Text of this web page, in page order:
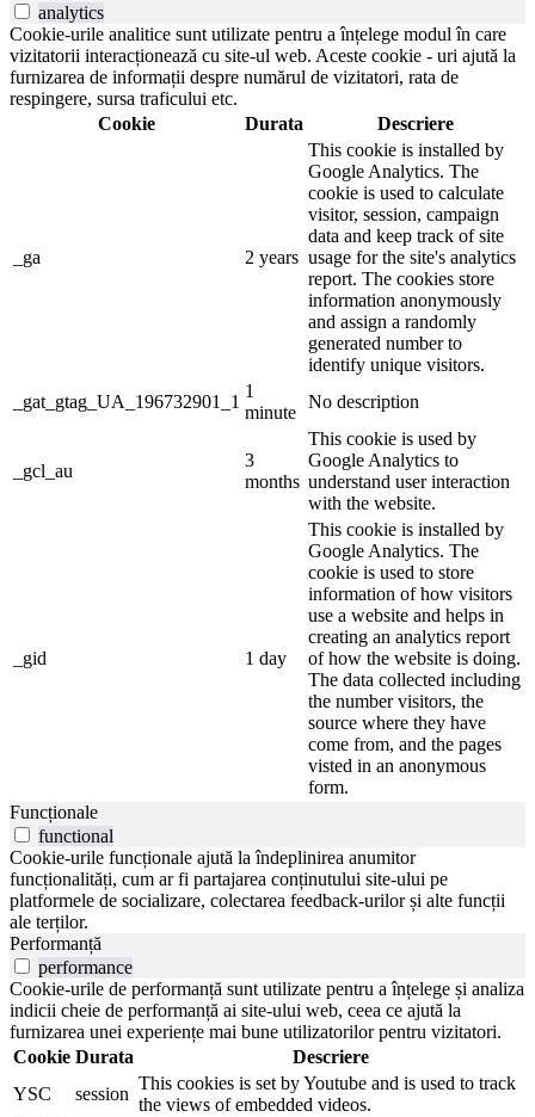
analytics
Cookie-urile analitice sunt utilizate pentru a înțelege modul în care
vizitatorii interacționează cu site-ul web. Aceste cookie - uri ajută la
furnizarea de informații despre numărul de vizitatori, rata de
respingere, sursa traficului etc.
Cookie
Durata Descriere
_ga 2 years
This cookie is installed by
Google Analytics. The
cookie is used to calculate
visitor, session, campaign
data and keep track of site
usage for the site's analytics
report. The cookies store
information anonymously
and assign a randomly
generated number to
identify unique visitors.
_gat_gtag_UA_196732901_1
1
minute
No description
_gcl_au
3
months
This cookie is used by
Google Analytics to
understand user interaction
with the website.
_gid 1 day
This cookie is installed by
Google Analytics. The
cookie is used to store
information of how visitors
use a website and helps in
creating an analytics report
of how the website is doing.
The data collected including
the number visitors, the
source where they have
come from, and the pages
visted in an anonymous
form.
Funcționale
functional
Cookie-urile funcționale ajută la îndeplinirea anumitor
funcționalități, cum ar fi partajarea conținutului site-ului pe
platformele de socializare, colectarea feedback-urilor și alte funcții
ale terților.
Performanță
performance
Cookie-urile de performanță sunt utilizate pentru a înțelege și analiza
indicii cheie de performanță ai site-ului web, ceea ce ajută la
furnizarea unei experiențe mai bune utilizatorilor pentru vizitatori.
Cookie Durata
Descriere
YSC
session
This cookies is set by Youtube and is used to track
the views of embedded videos.